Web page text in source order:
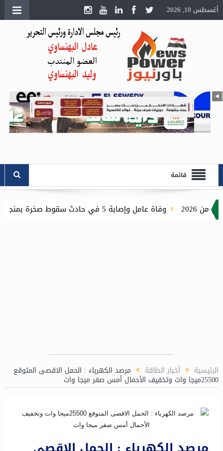
أغسطس 10, 2026
قائمة
وفاة عامل وإصابة 5 في حادث سقوط صخرة بمنجم السكري.. ووقف الأعمال مؤقتًا
الرئيسية أخبار الطاقة مرصد الكهرباء : الحمل الاقصى المتوقع
25500ميجا وات وتخفيف الأحمال أمس صفر ميجا وات